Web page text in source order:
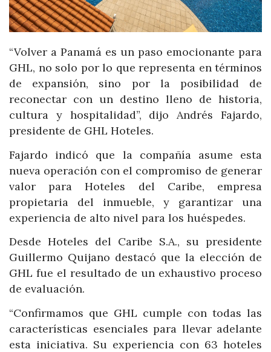
“Volver a Panamá es un paso emocionante para
GHL, no solo por lo que representa en términos
de expansión, sino por la posibilidad de
reconectar con un destino lleno de historia,
cultura y hospitalidad”, dijo Andrés Fajardo,
presidente de GHL Hoteles.
Fajardo indicó que la compañía asume esta
nueva operación con el compromiso de generar
valor para Hoteles del Caribe, empresa
propietaria del inmueble, y garantizar una
experiencia de alto nivel para los huéspedes.
Desde Hoteles del Caribe S.A., su presidente
Guillermo Quijano destacó que la elección de
GHL fue el resultado de un exhaustivo proceso
de evaluación.
“Confirmamos que GHL cumple con todas las
características esenciales para llevar adelante
esta iniciativa. Su experiencia con 63 hoteles